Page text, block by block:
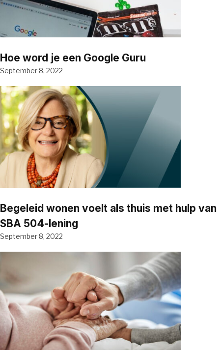
Hoe word je een Google Guru
September 8, 2022
Begeleid wonen voelt als thuis met hulp van
SBA 504-lening
September 8, 2022